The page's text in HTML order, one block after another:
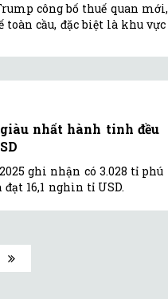
công bố thuế quan
cầu, đặc biệt là khu vực
nhất hành tinh đều
ghi nhận có 3.028 tỉ phú
16,1 nghìn tỉ USD.